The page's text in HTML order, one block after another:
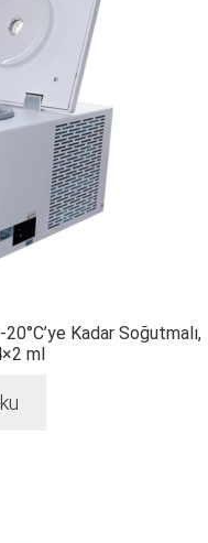
Kadar Soğutmalı,
ml